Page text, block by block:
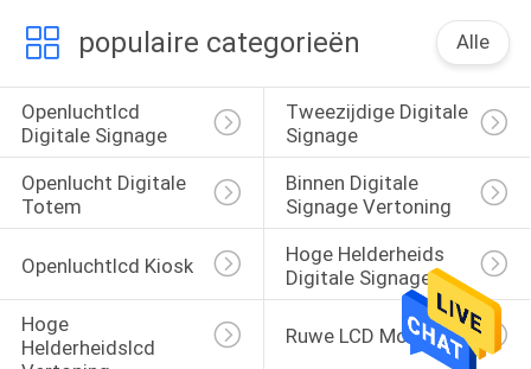
populaire categorieën Alle
Openluchtlcd
Digitale Signage
Tweezijdige Digitale
Signage
Openlucht Digitale
Totem
Binnen Digitale
Signage Vertoning
Openluchtlcd Kiosk
Hoge Helderheids
Digitale Signage
Hoge
Helderheidslcd
Ruwe LCD Monitor